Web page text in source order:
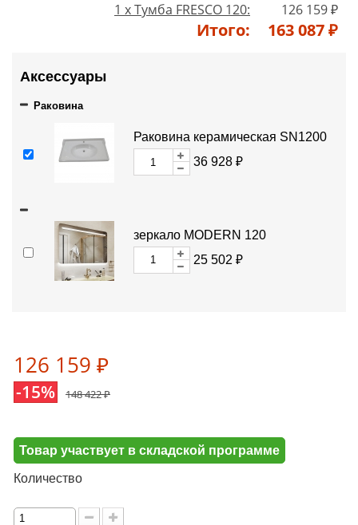
1 x Тумба FRESCO 120:
126 159 ₽
Итого: 163 087 ₽
Аксессуары
Раковина
Раковина керамическая SN1200
36 928 ₽
зеркало MODERN 120
25 502 ₽
126 159 ₽
-15% 148 422 ₽
Товар участвует в складской программе
Количество